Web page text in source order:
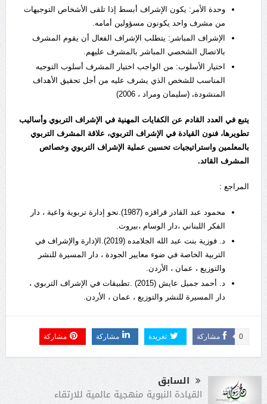
وحدة الأمر: يكون الإشراف أبسط إذا تلقى الأشخاص التوجيهات
من مشرف واحد يكونون مسؤولين أمامه.
الإشراف المباشر: يتطلب الإشراف الفعال أن يقوم المشرف
بالاتصال الشخصي المباشر بالمشرف عليهم.
اختيار الأسلوب: من الواجب اختيار المشرف أسلوب التوجيه
المناسب للشخص الذي يشرف عليه من أجل تحقيق الأهداف
المنشودة. (سليمان ومراد ، 2006)
يتبع في العدد القادم عن الكفايات المهنية في الإشراف التربوي وأساليب
تطويرها، فنون القيادة في الإشراف التربوي، علاقة المشرف التربوي
بالمعلمين واستراتيجيات تحسين عملية الإشراف التربوي وخصائص
المشرف القائد.
المراجع :
محمود عبد القادر قراقزه (1987).نحو إدارة تربوية واعية ، دار
الفكر اللبناني ،دار الوسام ،بيروت.
د. فوزية بنت عبد الله الجلامده (2019).الإدارة والإشراف في
التربية الخاصة في ضوء معايير الجودة ، دار المسيرة للنشر
والتوزيع ، عمان ، الأردن.
د. أحمد جميل عايش (2015) .تطبيقات في الإشراف التربوي ،
دار المسيرة للنشر والتوزيع ، عمان ، الأردن.
مشاركة 0 تغريدة مشاركة مشاركة
السابق
القيادة النبوية منهجية عالمية للارتقاء